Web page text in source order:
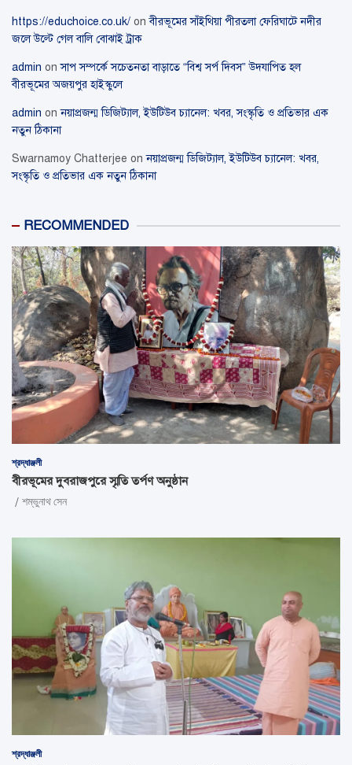
https://educhoice.co.uk/ onবীরভূমের সাঁইথিয়া পীরতলা ফেরিঘাটে নদীর
জলে উল্টে গেল বালি বোঝাই ট্রাক
admin onসাপ সম্পর্কে সচেতনতা বাড়াতে “বিশ্ব সর্প দিবস” উদযাপিত হল
বীরভূমের অজয়পুর হাইস্কুলে
admin onনয়াপ্রজন্ম ডিজিট্যাল, ইউটিউব চ্যানেল: খবর, সংস্কৃতি ও প্রতিভার এক
নতুন ঠিকানা
Swarnamoy Chatterjee onনয়াপ্রজন্ম ডিজিট্যাল, ইউটিউব চ্যানেল: খবর,
সংস্কৃতি ও প্রতিভার এক নতুন ঠিকানা
RECOMMENDED
শ্রদ্ধাঞ্জলী
বীরভূমের দুবরাজপুরে স্মৃতি তর্পণ অনুষ্ঠান
শম্ভুনাথ সেন
শ্রদ্ধাঞ্জলী